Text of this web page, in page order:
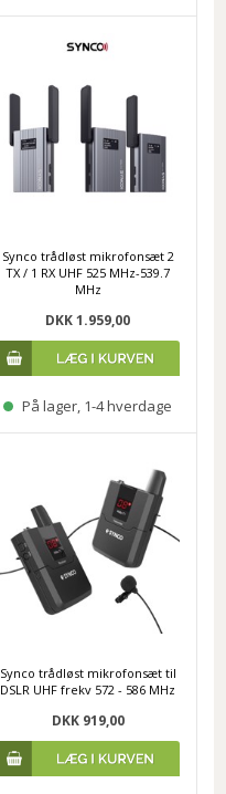
Synco trådløst mikrofonsæt 2
TX / 1 RX UHF 525 MHz-539.7
MHz
DKK 1.959,00
På lager, 1-4 hverdage
Synco trådløst mikrofonsæt til
DSLR UHF frekv 572 - 586 MHz
DKK 919,00